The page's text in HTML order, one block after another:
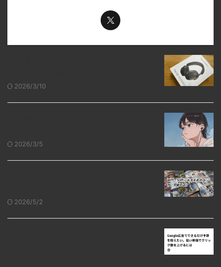
2026/3/10
2026/3/5
2026/5/2